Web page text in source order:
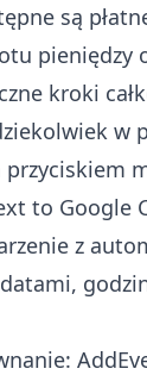
są
pieniędzy
kroki
w
to Google
z